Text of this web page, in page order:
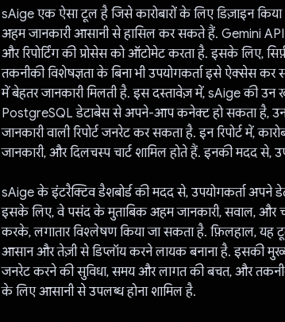
sAige एक ऐसा टूल है जिसे कारोबारों के लिए डिज़ाइन
अहम जानकारी आसानी से हासिल कर सकते हैं. Gemini
और रिपोर्टिंग की प्रोसेस को ऑटोमेट करता है. इसके लिए,
तकनीकी विशेषज्ञता के बिना भी उपयोगकर्ता इसे ऐक्सेस
में बेहतर जानकारी मिलती है. इस दस्तावेज़ में, sAige की उन
PostgreSQL डेटाबेस से अपने-आप कनेक्ट हो सकता है,
जानकारी वाली रिपोर्ट जनरेट कर सकता है. इन रिपोर्ट में,
जानकारी, और दिलचस्प चार्ट शामिल होते हैं. इनकी मदद
sAige के इंटरैक्टिव डैशबोर्ड की मदद से, उपयोगकर्ता अपने
इसके लिए, वे पसंद के मुताबिक अहम जानकारी, सवाल, और
करके, लगातार विश्लेषण किया जा सकता है. फ़िलहाल,
आसान और तेज़ी से डिप्लॉय करने लायक बनाना है. इसकी मुख्य
जनरेट करने की सुविधा, समय और लागत की बचत, और
के लिए आसानी से उपलब्ध होना शामिल है.